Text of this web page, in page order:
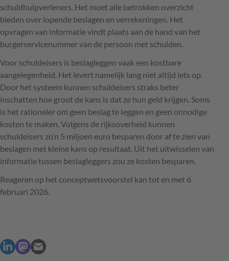
schuldhulpverleners. Het moet alle betrokken overzicht
bieden over lopende beslagen en verrekeningen. Het
opvragen van informatie vindt plaats aan de hand van het
burgerservicenummer van de persoon met schulden.
Voor schuldeisers is beslagleggen vaak een kostbare
aangelegenheid. Het levert namelijk lang niet altijd iets op.
Door het systeem kunnen schuldeisers straks beter
inschatten hoe groot de kans is dat ze hun geld krijgen. Soms
is het rationeler om geen beslag te leggen en geen onnodige
kosten te maken. Volgens de rijksoverheid kunnen
schuldeisers zo’n 5 miljoen euro besparen door af te zien van
beslagen met kleine kans op resultaat. Uit het uitwisselen van
informatie tussen beslagleggers zou ze kosten besparen.
Reageren op het conceptwetsvoorstel kan tot en met 6
februari 2026.